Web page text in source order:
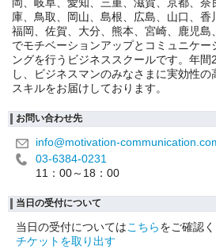
庫、鳥取、岡山、島根、広島、山口、香
福岡、佐賀、大分、熊本、宮崎、鹿児島
でモチベーションアップとコミュニケー
ングを行うビジネススクールです。年
し、ビジネスマンのみなさまに実効性
スキルをお届けしております。
お問い合わせ先
info@motivation-
03-6384-0231
11：00～18：00
当日の受付について
当日の受付についてはこちらをご確認く
チケットを取り出す